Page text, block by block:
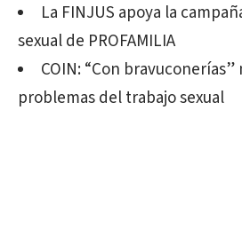
La FINJUS apoya la
sexual de PROFAMILIA
COIN: “Con
problemas del trabajo sexual